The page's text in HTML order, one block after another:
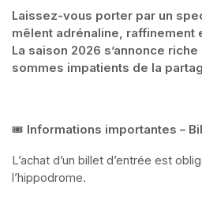
Laissez-vous porter par un
mêlent adrénaline, raffinement
La saison 2026 s’annonce
sommes impatients de la
🎟️ Informations importantes –
L’achat d’un billet d’entrée est
l’hippodrome.